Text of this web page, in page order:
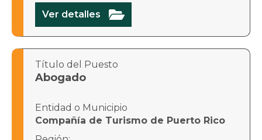
Ver detalles 
Título del Puesto
Abogado
Entidad o Municipio
Compañía de Turismo de Puerto Rico